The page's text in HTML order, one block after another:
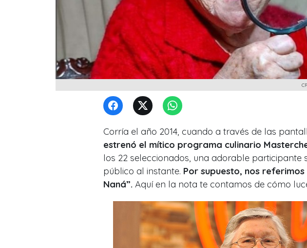
Corría el año 2014, cuando a través de las
estrenó el mítico programa culinario
los 22 seleccionados , una adorable participante
público al instante. Por supuesto, nos
Naná”. Aquí en la nota te contamos de cómo